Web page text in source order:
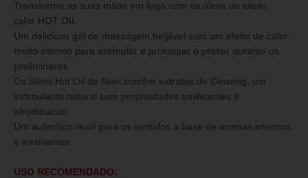
Transforme as suas mãos em fogo com os óleos de efeito
calor HOT OIL.
Um delicioso gel de massagem beijável com um efeito de calor
muito intenso para estimular e prolongar o prazer durante os
preliminares.
Os óleos Hot Oil de Nuei contêm extratos de Ginseng, um
estimulante natural com propriedades tonificantes e
afrodisíacas.
Um autentico ritual para os sentidos à base de aromas intensos
e inebriantes.
USO RECOMENDADO: